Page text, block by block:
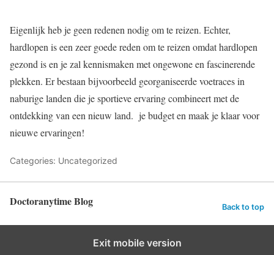
Eigenlijk heb je geen redenen nodig om te reizen. Echter,
hardlopen is een zeer goede reden om te reizen omdat hardlopen
gezond is en je zal kennismaken met ongewone en fascinerende
plekken. Er bestaan bijvoorbeeld georganiseerde voetraces in
naburige landen die je sportieve ervaring combineert met de
ontdekking van een nieuw land. je budget en maak je klaar voor
nieuwe ervaringen!
Categories: Uncategorized
Doctoranytime Blog Back to top
Exit mobile version